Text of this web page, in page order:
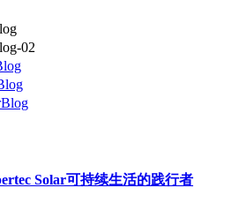
02
Solar可持续生活的践行者